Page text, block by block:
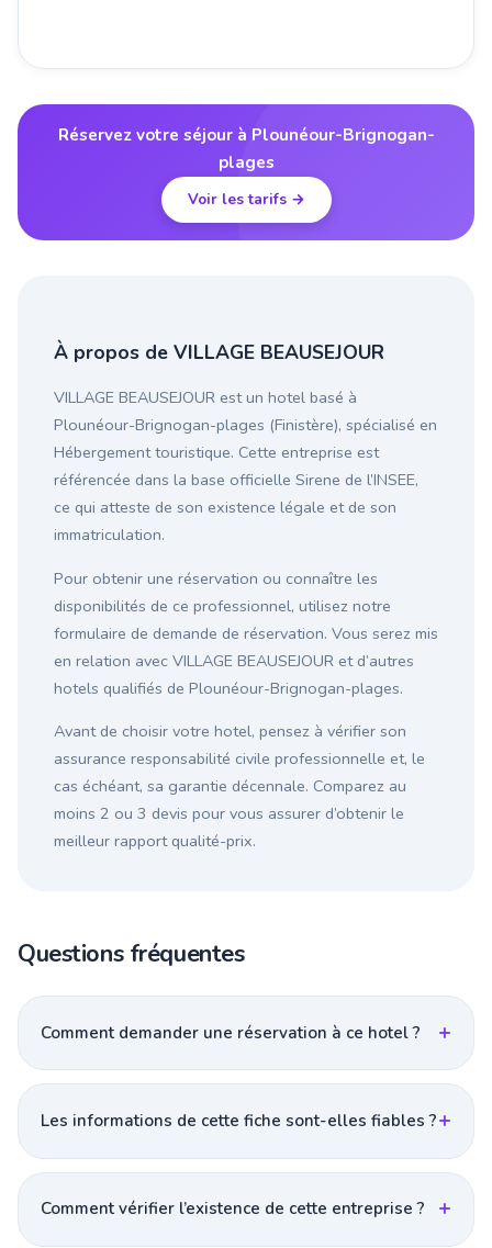
Réservez votre séjour à Plounéour-Brignogan-
plages
Voir les tarifs →
À propos de VILLAGE BEAUSEJOUR
VILLAGE BEAUSEJOUR est un hotel basé à
Plounéour-Brignogan-plages (Finistère), spécialisé en
Hébergement touristique. Cette entreprise est
référencée dans la base officielle Sirene de l’INSEE,
ce qui atteste de son existence légale et de son
immatriculation.
Pour obtenir une réservation ou connaître les
disponibilités de ce professionnel, utilisez notre
formulaire de demande de réservation. Vous serez mis
en relation avec VILLAGE BEAUSEJOUR et d’autres
hotels qualifiés de Plounéour-Brignogan-plages.
Avant de choisir votre hotel, pensez à vérifier son
assurance responsabilité civile professionnelle et, le
cas échéant, sa garantie décennale. Comparez au
moins 2 ou 3 devis pour vous assurer d’obtenir le
meilleur rapport qualité-prix.
Questions fréquentes
Comment demander une réservation à ce hotel ?
Les informations de cette fiche sont-elles fiables ?
Comment vérifier l’existence de cette entreprise ?